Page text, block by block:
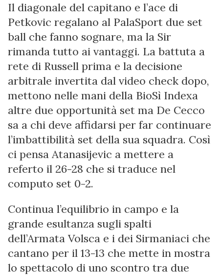
Il diagonale del capitano e l’ace di
Petkovic regalano al PalaSport due set
ball che fanno sognare, ma la Sir
rimanda tutto ai vantaggi. La battuta a
rete di Russell prima e la decisione
arbitrale invertita dal video check dopo,
mettono nelle mani della BioSì Indexa
altre due opportunità set ma De Cecco
sa a chi deve affidarsi per far continuare
l’imbattibilità set della sua squadra. Così
ci pensa Atanasijevic a mettere a
referto il 26-28 che si traduce nel
computo set 0-2.
Continua l’equilibrio in campo e la
grande esultanza sugli spalti
dell’Armata Volsca e i dei Sirmaniaci che
cantano per il 13-13 che mette in mostra
lo spettacolo di uno scontro tra due